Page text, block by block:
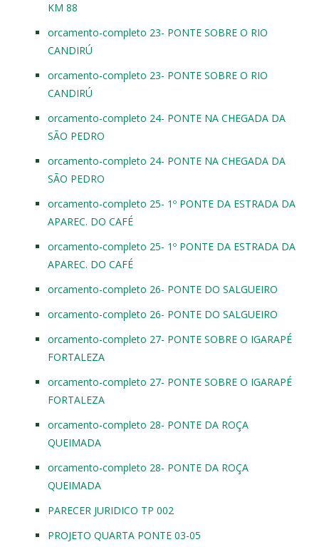
KM 88
orcamento-completo 23- PONTE SOBRE O RIO
CANDIRÚ
orcamento-completo 23- PONTE SOBRE O RIO
CANDIRÚ
orcamento-completo 24- PONTE NA CHEGADA DA
SÃO PEDRO
orcamento-completo 24- PONTE NA CHEGADA DA
SÃO PEDRO
orcamento-completo 25- 1º PONTE DA ESTRADA DA
APAREC. DO CAFÉ
orcamento-completo 25- 1º PONTE DA ESTRADA DA
APAREC. DO CAFÉ
orcamento-completo 26- PONTE DO SALGUEIRO
orcamento-completo 26- PONTE DO SALGUEIRO
orcamento-completo 27- PONTE SOBRE O IGARAPÉ
FORTALEZA
orcamento-completo 27- PONTE SOBRE O IGARAPÉ
FORTALEZA
orcamento-completo 28- PONTE DA ROÇA
QUEIMADA
orcamento-completo 28- PONTE DA ROÇA
QUEIMADA
PARECER JURIDICO TP 002
PROJETO QUARTA PONTE 03-05